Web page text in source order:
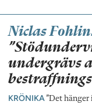
Niclas
undergrävs
KRÖNIKA ”Det hänger